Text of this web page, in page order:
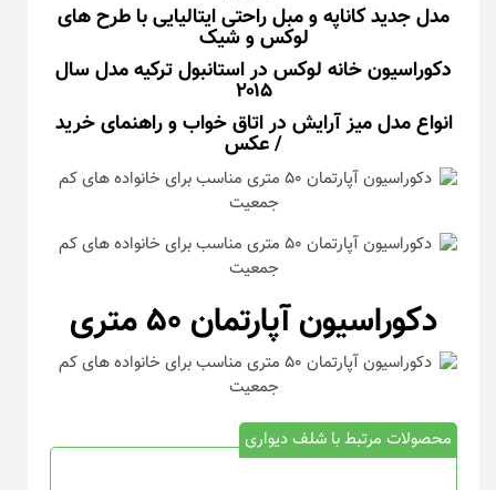
مدل جدید کاناپه و مبل راحتی ایتالیایی با طرح های
لوکس و شیک
دکوراسیون خانه لوکس در استانبول ترکیه مدل سال
۲۰۱۵
انواع مدل میز آرایش در اتاق خواب و راهنمای خرید
/ عکس
دکوراسیون آپارتمان ۵۰ متری
محصولات مرتبط با شلف دیواری